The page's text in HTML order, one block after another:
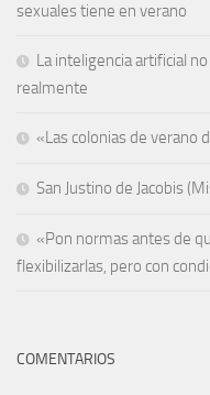
sexuales tiene en verano
La inteligencia artificial
realmente
«Las colonias de verano
San Justino de Jacobis
«Pon normas antes de
flexibilizarlas, pero con
COMENTARIOS